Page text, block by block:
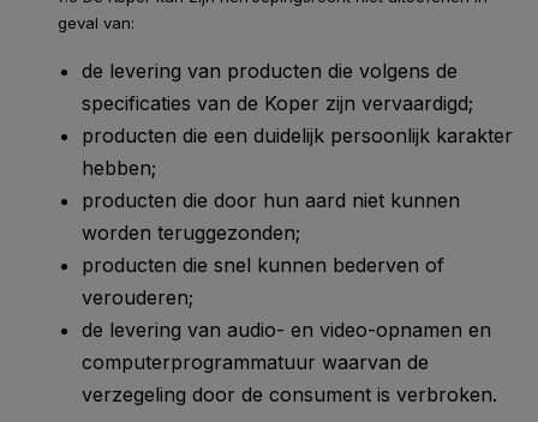
geval van:
de levering van producten die volgens de
specificaties van de Koper zijn vervaardigd;
producten die een duidelijk persoonlijk karakter
hebben;
producten die door hun aard niet kunnen
worden teruggezonden;
producten die snel kunnen bederven of
verouderen;
de levering van audio- en video-opnamen en
computerprogrammatuur waarvan de
verzegeling door de consument is verbroken.